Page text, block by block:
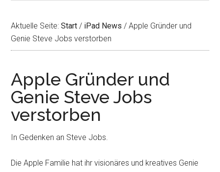
Aktuelle Seite:Start / iPad News / Apple Gründer und
Genie Steve Jobs verstorben
Apple Gründer und
Genie Steve Jobs
verstorben
In Gedenken an Steve Jobs.
Die Apple Familie hat ihr visionäres und kreatives Genie